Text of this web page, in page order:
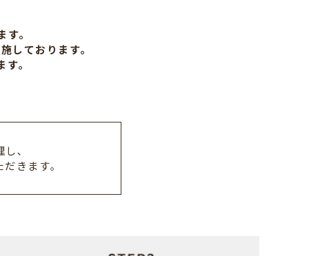
す｡
しております｡
す｡
､
きます｡